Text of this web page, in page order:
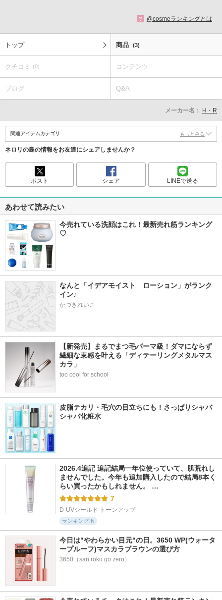
? @cosmeランキングとは
トップ 商品 (3)
クチコミ (0) コンテンツ
ブログ Q&A
メーカー名： H・R
関連アイテムカテゴリ もっとみる
ネロリの島の情報をお友達にシェアしませんか？
ポスト シェア LINEで送る
あわせて読みたい
今売れている洗顔はこれ！最新売れ筋ランキング
♡
なんと「イデアモイスト　ローション」がランク
イン♪
かづきれいこ
【新発売】まるでまつ毛パーマ級！ダマにならず
繊細な束感を叶える「ディテーリングメタルマス
カラ」
too cool for school
皮脂テカリ・毛穴の目立ちにも！さっぱりシャバ
シャバ化粧水
2026.4追記 追記結局一年位使っていて、肌荒れし
ませんでした。今年も追加購入したので結局8本く
らい買ったかもしれません。 …
7
D-UVシールド トーンアップ
ランキングIN
今日は"やわらかい目元"の日。3650 WP(ウォータ
ープルーフ)マスカラブラウンの選び方
3650（san roku go zero）